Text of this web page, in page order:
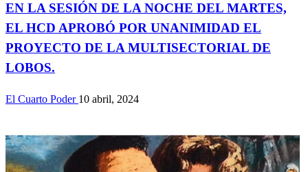
EN LA SESIÓN DE LA NOCHE DEL MARTES,
EL HCD APROBÓ POR UNANIMIDAD EL
PROYECTO DE LA MULTISECTORIAL DE
LOBOS.
El Cuarto Poder 10 abril, 2024